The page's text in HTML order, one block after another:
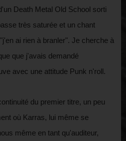
Death Metal Old School sorti
très saturée et un chant
ai rien à branler". Je cherche à
que j'avais demandé
avec une attitude Punk n'roll.
du premier titre, un peu
où Karras, lui même se
même en tant qu'auditeur,